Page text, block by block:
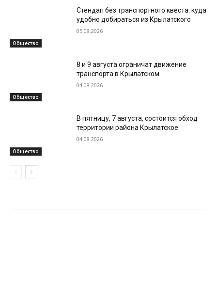
Общество
Стендап без транспортного квеста: куда
удобно добираться из Крылатского
05.08.2026
Общество
8 и 9 августа ограничат движение
транспорта в Крылатском
04.08.2026
Общество
В пятницу, 7 августа, состоится обход
территории района Крылатское
04.08.2026